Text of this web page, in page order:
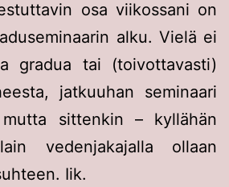
osa viikossani on
alku. Vielä ei
gradua tai (toivottavasti)
jatkuuhan seminaari
sittenkin – kyllähän
vedenjakajalla ollaan
Iik.